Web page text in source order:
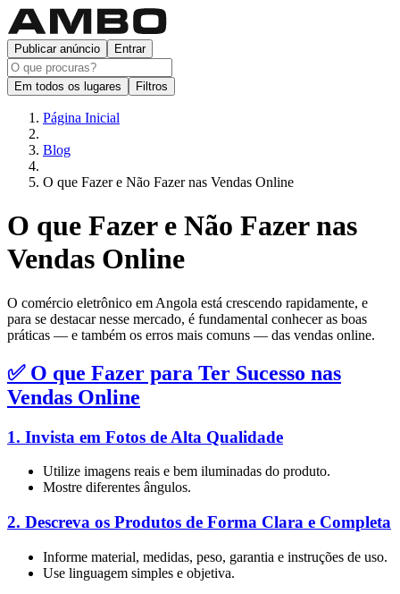
Publicar anúncio Entrar
Em todos os lugares Filtros
Página Inicial
Blog
O que Fazer e Não Fazer nas Vendas Online
O que Fazer e Não Fazer nas
Vendas Online
O comércio eletrônico em Angola está crescendo rapidamente, e
para se destacar nesse mercado, é fundamental conhecer as boas
práticas — e também os erros mais comuns — das vendas online.
✅ O que Fazer para Ter Sucesso nas
Vendas Online
1. Invista em Fotos de Alta Qualidade
Utilize imagens reais e bem iluminadas do produto.
Mostre diferentes ângulos.
2. Descreva os Produtos de Forma Clara e Completa
Informe material, medidas, peso, garantia e instruções de uso.
Use linguagem simples e objetiva.